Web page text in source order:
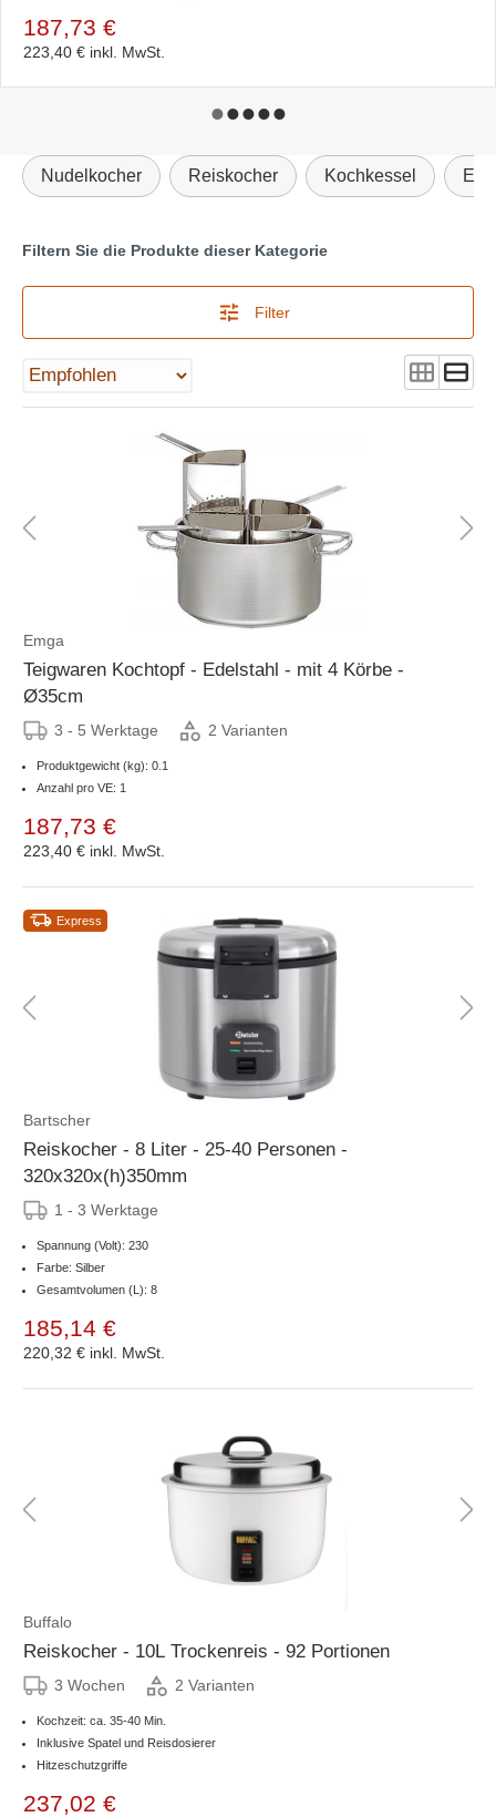
187,73 €
223,40 € inkl. MwSt.
Nudelkocher Reiskocher Kochkessel
Filtern Sie die Produkte dieser Kategorie
Filter
Emga
Teigwaren Kochtopf - Edelstahl - mit 4 Körbe -
Ø35cm
3 - 5 Werktage 2 Varianten
Produktgewicht (kg): 0.1
Anzahl pro VE: 1
187,73 €
223,40 € inkl. MwSt.
Express
Bartscher
Reiskocher - 8 Liter - 25-40 Personen -
320x320x(h)350mm
1 - 3 Werktage
Spannung (Volt): 230
Farbe: Silber
Gesamtvolumen (L): 8
185,14 €
220,32 € inkl. MwSt.
Buffalo
Reiskocher - 10L Trockenreis - 92 Portionen
3 Wochen 2 Varianten
Kochzeit: ca. 35-40 Min.
Inklusive Spatel und Reisdosierer
Hitzeschutzgriffe
237,02 €